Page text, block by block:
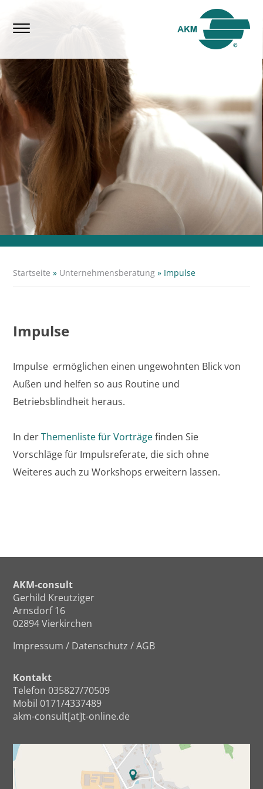
Startseite » Unternehmensberatung » Impulse
Impulse
Impulse ermöglichen einen ungewohnten Blick von
Außen und helfen so aus Routine und
Betriebsblindheit heraus.
In derThemenliste für Vorträgefinden Sie
Vorschläge für Impulsreferate, die sich ohne
Weiteres auch zu Workshops erweitern lassen.
AKM-consult
Gerhild Kreutziger
Arnsdorf 16
02894 Vierkirchen
Impressum / Datenschutz /AGB
Kontakt
Telefon 035827/70509
Mobil 0171/4337489
akm-consult[at]t-online.de